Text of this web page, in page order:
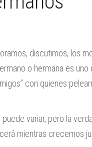
discutimos, los
o hermana es
con quienes
variar, pero la
mientras crecemos